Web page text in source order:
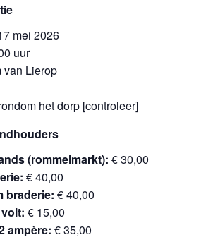
mei 2026
uur
van Lierop
het dorp [controleer]
(rommelmarkt): € 30,00
€ 40,00
braderie: € 40,00
€ 15,00
ampère: € 35,00